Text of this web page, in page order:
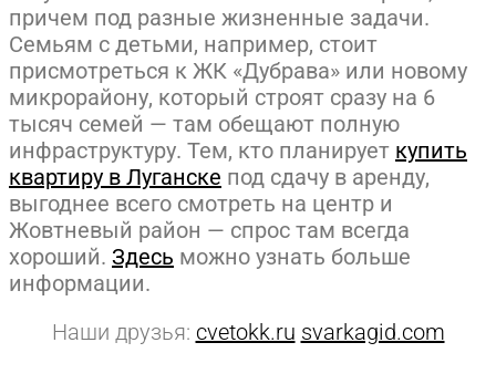
причем под разные жизненные задачи.
Семьям с детьми, например, стоит
присмотреться к ЖК «Дубрава» или новому
микрорайону, который строят сразу на 6
тысяч семей — там обещают полную
инфраструктуру. Тем, кто планирует купить
квартиру в Луганске под сдачу в аренду,
выгоднее всего смотреть на центр и
Жовтневый район — спрос там всегда
хороший. Здесь можно узнать больше
информации.
Наши друзья: cvetokk.ru svarkagid.com